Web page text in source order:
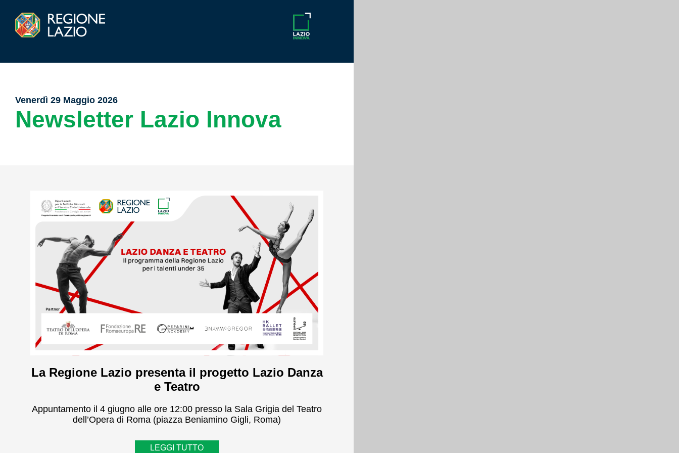
Venerdì 29 Maggio 2026
Newsletter Lazio Innova
La Regione Lazio presenta il progetto Lazio Danza
e Teatro
Appuntamento il 4 giugno alle ore 12:00 presso la Sala Grigia del Teatro
dell’Opera di Roma (piazza Beniamino Gigli, Roma)
LEGGI TUTTO